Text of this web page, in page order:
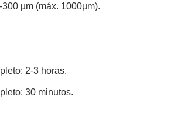
µm (máx. 1000µm).
2-3 horas.
30 minutos.